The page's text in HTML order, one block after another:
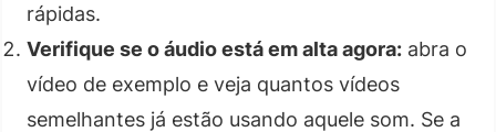
rápidas.
Verifique se o áudio está em alta agora: abra o
vídeo de exemplo e veja quantos vídeos
semelhantes já estão usando aquele som. Se a